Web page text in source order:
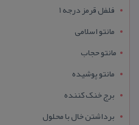
فلفل قرمز درجه 1
مانتو اسلامی
مانتو حجاب
مانتو پوشیده
برج خنک کننده
برداشتن خال با محلول